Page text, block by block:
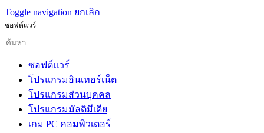
Toggle navigation ยกเลิก
ซอฟต์แวร์
ซอฟต์แวร์
โปรแกรมอินเทอร์เน็ต
โปรแกรมส่วนบุคคล
โปรแกรมมัลติมีเดีย
เกม PC คอมพิวเตอร์